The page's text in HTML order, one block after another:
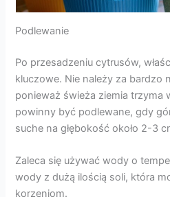
Podlewanie
Po przesadzeniu cytrusów,
kluczowe. Nie należy za bardzo
ponieważ świeża ziemia trzyma
powinny być podlewane, gdy
suche na głębokość około 2-3
Zaleca się używać wody o
wody z dużą ilością soli, która
korzeniom.